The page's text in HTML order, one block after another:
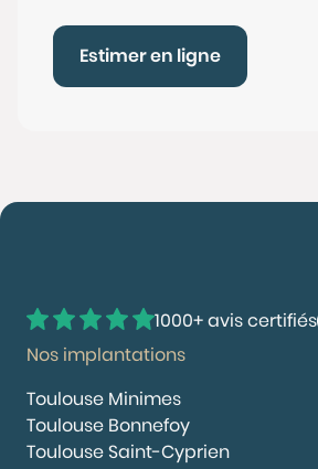
Estimer en ligne
1000+ avis certifiés
Nos implantations
Toulouse Minimes
Toulouse Bonnefoy
Toulouse Saint-Cyprien